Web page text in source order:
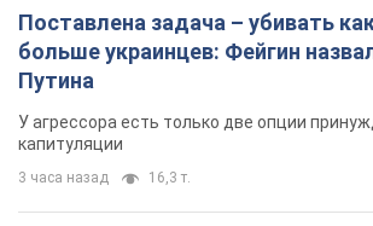
Поставлена задача – убивать
больше украинцев: Фейгин
Путина
У агрессора есть только две опции
капитуляции
3 часа назад 16,3 т.